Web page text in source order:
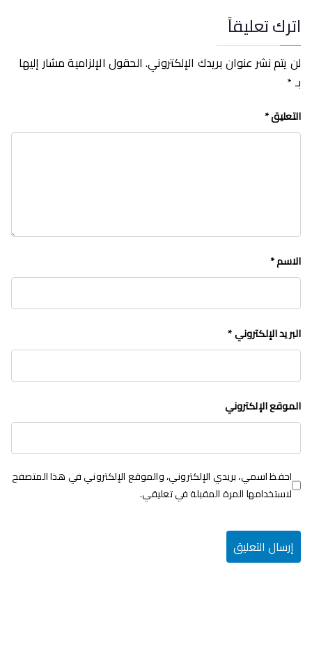
اترك تعليقاً
لن يتم نشر عنوان بريدك الإلكتروني. الحقول الإلزامية مشار إليها
بـ*
التعليق*
الاسم*
البريد الإلكتروني*
الموقع الإلكتروني
احفظ اسمي، بريدي الإلكتروني، والموقع الإلكتروني في هذا المتصفح
لاستخدامها المرة المقبلة في تعليقي.